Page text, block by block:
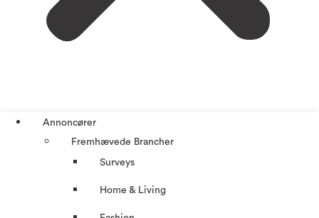
Annoncører
Fremhævede Brancher
Surveys
Home & Living